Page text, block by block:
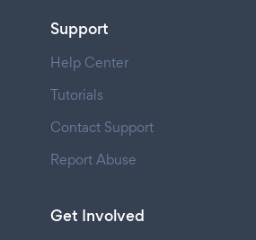
Support
Help Center
Tutorials
Contact Support
Report Abuse
Get Involved